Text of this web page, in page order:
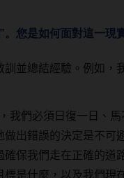
您是如何面對這一現
並總結經驗。例如，
我們必須日復一日、
出錯誤的決定是不可
保我們走在正確的道
是什麼，以及我們現